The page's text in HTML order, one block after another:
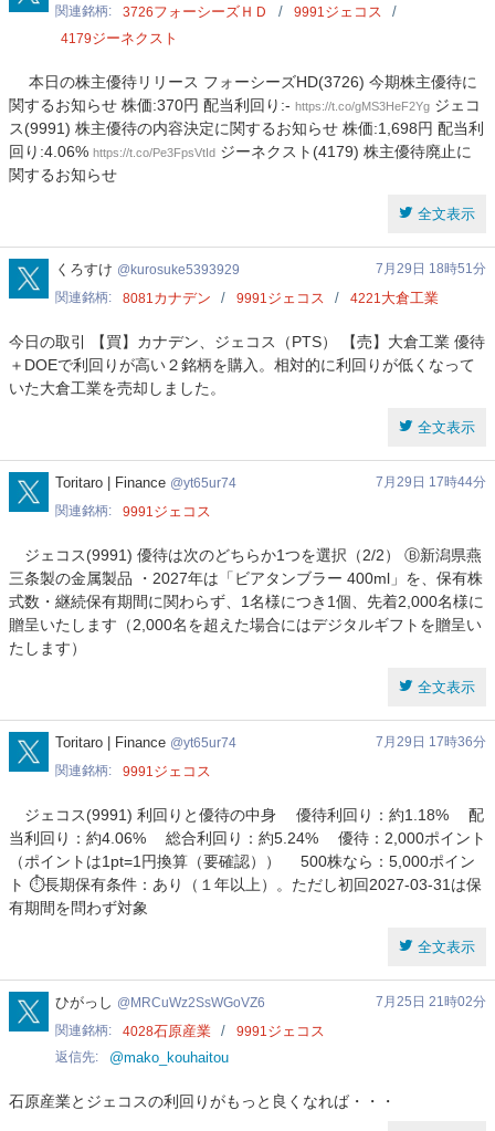
関連銘柄 3726フォーシーズＨＤ 9991ジェコス
4179ジーネクスト
本日の株主優待リリース フォーシーズHD(3726) 今期株主優待に
関するお知らせ 株価:370円 配当利回り:- https://t.co/gMS3HeF2Yg ジェコ
ス(9991) 株主優待の内容決定に関するお知らせ 株価:1,698円 配当利
回り:4.06% https://t.co/Pe3FpsVtId ジーネクスト(4179) 株主優待廃止に
関するお知らせ
全文表示
kurosuke5393929
くろすけ kurosuke5393929
7月29日 18時51分
関連銘柄
8081カナデン 9991ジェコス 4221大倉工業
今日の取引 【買】カナデン、ジェコス（PTS） 【売】大倉工業 優待
＋DOEで利回りが高い２銘柄を購入。相対的に利回りが低くなって
いた大倉工業を売却しました。
全文表示
yt65ur74
Toritaro | Finance yt65ur74
7月29日 17時44分
関連銘柄
9991ジェコス
ジェコス(9991) 優待は次のどちらか1つを選択（2/2） Ⓑ新潟県燕
三条製の金属製品 ・2027年は「ビアタンブラー 400ml」を、保有株
式数・継続保有期間に関わらず、1名様につき1個、先着2,000名様に
贈呈いたします（2,000名を超えた場合にはデジタルギフトを贈呈い
たします）
全文表示
yt65ur74
Toritaro | Finance yt65ur74
7月29日 17時36分
関連銘柄
9991ジェコス
ジェコス(9991) 利回りと優待の中身 優待利回り：約1.18% 配
当利回り：約4.06% 総合利回り：約5.24% 優待：2,000ポイント
（ポイントは1pt=1円換算（要確認）） 500株なら：5,000ポイン
ト ⏱長期保有条件：あり（１年以上）。ただし初回2027-03-31は保
有期間を問わず対象
全文表示
MRCuWz2SsWGoVZ6
ひがっし MRCuWz2SsWGoVZ6
7月25日 21時02分
関連銘柄
4028石原産業 9991ジェコス
返信先 @mako_kouhaitou
石原産業とジェコスの利回りがもっと良くなれば・・・